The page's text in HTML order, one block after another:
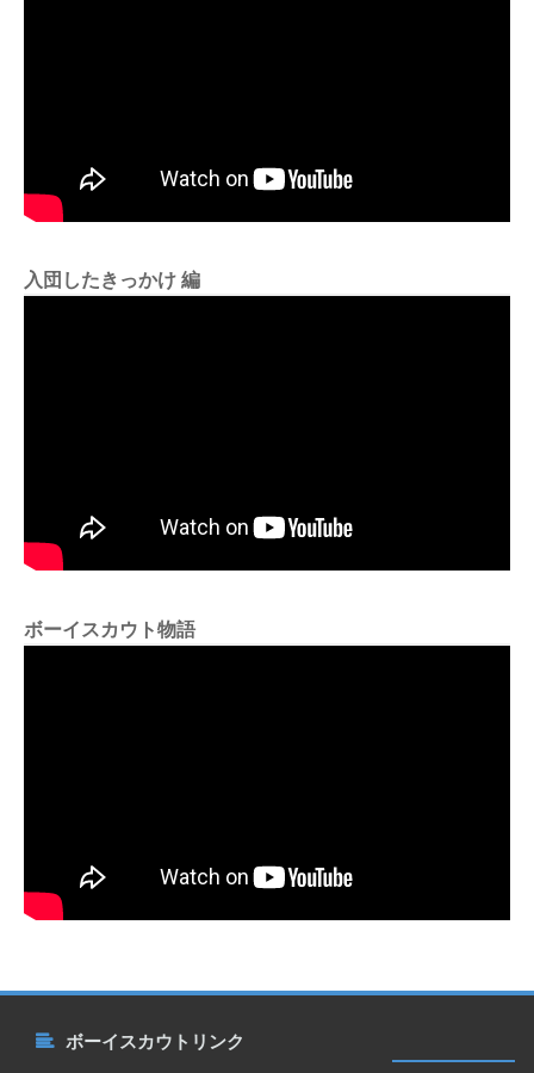
入団したきっかけ 編
ボーイスカウト物語
ボーイスカウトリンク